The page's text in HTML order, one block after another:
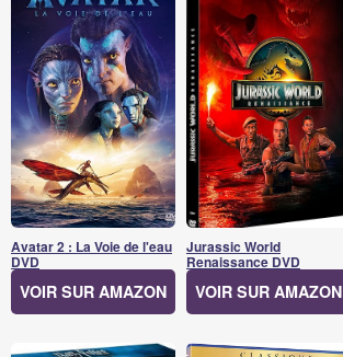
Avatar 2 : La Voie de l'eau
DVD
VOIR SUR AMAZON
Jurassic World
Renaissance DVD
VOIR SUR AMAZON